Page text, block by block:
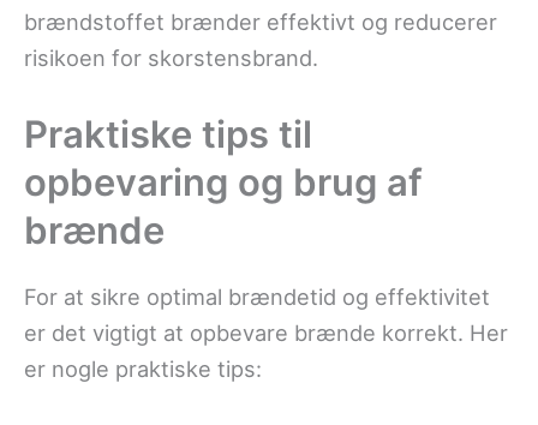
brændstoffet brænder effektivt og reducerer
risikoen for skorstensbrand.
Praktiske tips til
opbevaring og brug af
brænde
For at sikre optimal brændetid og effektivitet
er det vigtigt at opbevare brænde korrekt. Her
er nogle praktiske tips: